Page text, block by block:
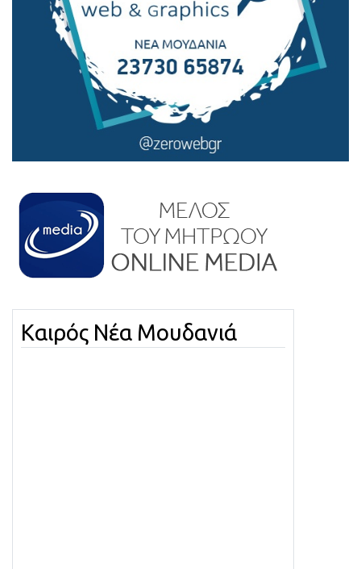
Καιρός Νέα Μουδανιά